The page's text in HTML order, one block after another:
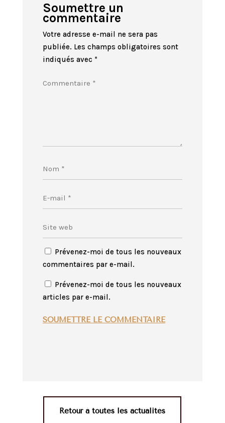
Soumettre un
commentaire
Votre adresse e-mail ne sera pas
publiée. Les champs obligatoires sont
indiqués avec *
Prévenez-moi de tous les nouveaux
commentaires par e-mail.
Prévenez-moi de tous les nouveaux
articles par e-mail.
SOUMETTRE LE COMMENTAIRE
Retour à toutes les actualités